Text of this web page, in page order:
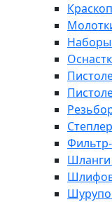
Наборы
Шланги